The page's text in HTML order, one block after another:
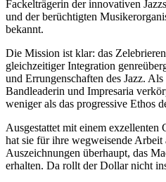
Fackelträgerin der innovativen
und der berüchtigten
bekannt.
Die Mission ist klar: das
gleichzeitiger Integration
und Errungenschaften des Jazz.
Bandleaderin und Impresaria
weniger als das progressive Ethos
Ausgestattet mit einem
hat sie für ihre wegweisende Arbeit
Auszeichnungen überhaupt, das
erhalten. Da rollt der Dollar nicht